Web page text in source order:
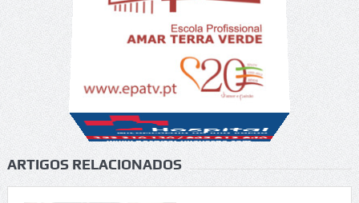
ARTIGOS RELACIONADOS